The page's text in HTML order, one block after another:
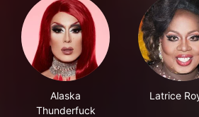
Alaska
Thunderfuck
Latrice